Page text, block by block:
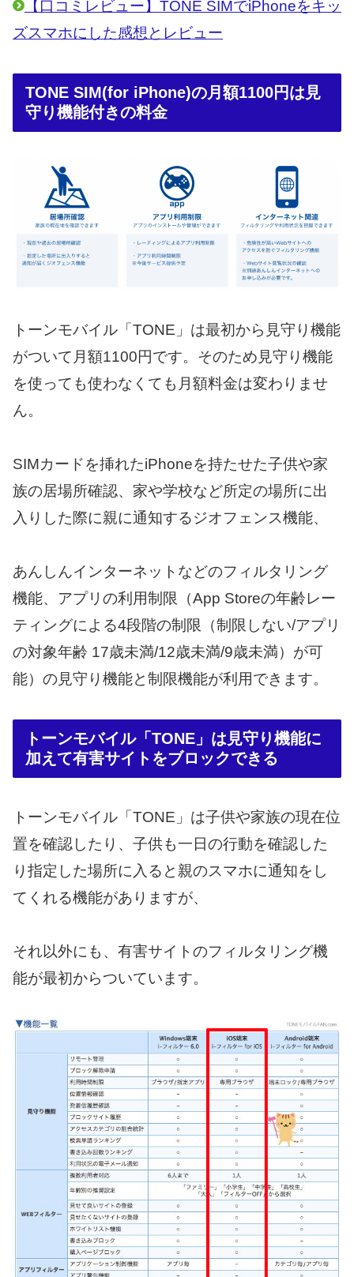
【口コミレビュー】TONE SIMでiPhoneをキッ
ズスマホにした感想とレビュー
TONE SIM(for iPhone)の月額1100円は見
守り機能付きの料金
トーンモバイル「TONE」は最初から見守り機能
がついて月額1100円です。そのため見守り機能
を使っても使わなくても月額料金は変わりませ
ん。
SIMカードを挿れたiPhoneを持たせた子供や家
族の居場所確認、家や学校など所定の場所に出
入りした際に親に通知するジオフェンス機能、
あんしんインターネットなどのフィルタリング
機能、アプリの利用制限（App Storeの年齢レー
ティングによる4段階の制限（制限しない/アプリ
の対象年齢 17歳未満/12歳未満/9歳未満）が可
能）の見守り機能と制限機能が利用できます。
トーンモバイル「TONE」は見守り機能に
加えて有害サイトをブロックできる
トーンモバイル「TONE」は子供や家族の現在位
置を確認したり、子供も一日の行動を確認した
り指定した場所に入ると親のスマホに通知をし
てくれる機能がありますが、
それ以外にも、有害サイトのフィルタリング機
能が最初からついています。